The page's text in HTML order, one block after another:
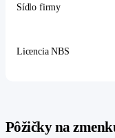
Sídlo firmy
Licencia NBS
Pôžičky na